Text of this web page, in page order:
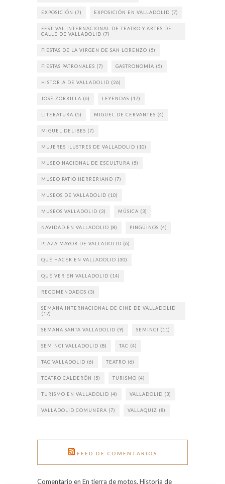
EXPOSICIÓN (7) EXPOSICIÓN EN VALLADOLID (7)
FESTIVAL INTERNACIONAL DE TEATRO Y ARTES DE
CALLE DE VALLADOLID (7)
FIESTAS DE LA VIRGEN DE SAN LORENZO (5)
FIESTAS PATRONALES (7) GASTRONOMÍA (5)
HISTORIA DE VALLADOLID (26)
JOSÉ ZORRILLA (6) LEYENDAS (17)
LITERATURA (5) MIGUEL DE CERVANTES (4)
MIGUEL DELIBES (7)
MUJERES ILUSTRES DE VALLADOLID (10)
MUSEO NACIONAL DE ESCULTURA (5)
MUSEO PATIO HERRERIANO (7)
MUSEOS DE VALLADOLID (10)
MUSEOS VALLADOLID (3) MÚSICA (3)
NAVIDAD EN VALLADOLID (8) PINGÜINOS (4)
PLAZA MAYOR DE VALLADOLID (6)
QUÉ HACER EN VALLADOLID (30)
QUÉ VER EN VALLADOLID (14)
RECOMENDADOS (3)
SEMANA INTERNACIONAL DE CINE DE VALLADOLID
(12)
SEMANA SANTA VALLADOLID (9) SEMINCI (11)
SEMINCI VALLADOLID (8) TAC (4)
TAC VALLADOLID (6) TEATRO (6)
TEATRO CALDERÓN (5) TURISMO (4)
TURISMO EN VALLADOLID (4) VALLADOLID (3)
VALLADOLID COMUNERA (7) VALLAQUIZ (8)
FEED DE COMENTARIOS
Comentario en En tierra de motos. Historia de